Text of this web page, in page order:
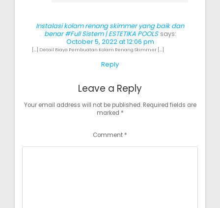
Instalasi kolam renang skimmer yang baik dan
benar #Full Sistem | ESTETIKA POOLS says:
October 5, 2022 at 12:06 pm
[…] Detail Biaya Pembuatan Kolam Renang Skimmer […]
Reply
Leave a Reply
Your email address will not be published. Required fields are
marked *
Comment *